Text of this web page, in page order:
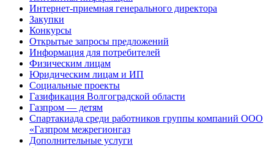
Интернет-приемная генерального директора
Закупки
Конкурсы
Открытые запросы предложений
Информация для потребителей
Физическим лицам
Юридическим лицам и ИП
Социальные проекты
Газификация Волгоградской области
Газпром — детям
Спартакиада среди работников группы компаний ООО
«Газпром межрегионгаз
Дополнительные услуги